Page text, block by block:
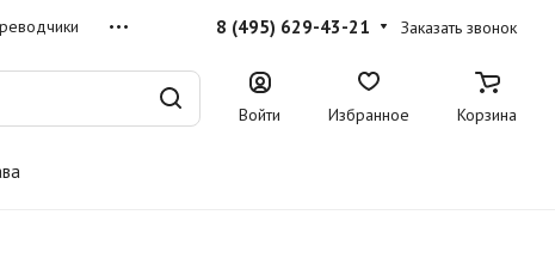
8 (495) 629-43-21 Заказать звонок
Войти Избранное Корзина